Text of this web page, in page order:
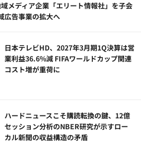
メディア企業「エリート情報社」を子会
告事業の拡大へ
日本テレビHD、2027年3月期1Q決算は営
業利益36.6%減 FIFAワールドカップ関連
コスト増が重荷に
ハードニュースこそ購読転換の鍵、12億
セッション分析のNBER研究が示すロー
カル新聞の収益構造の矛盾